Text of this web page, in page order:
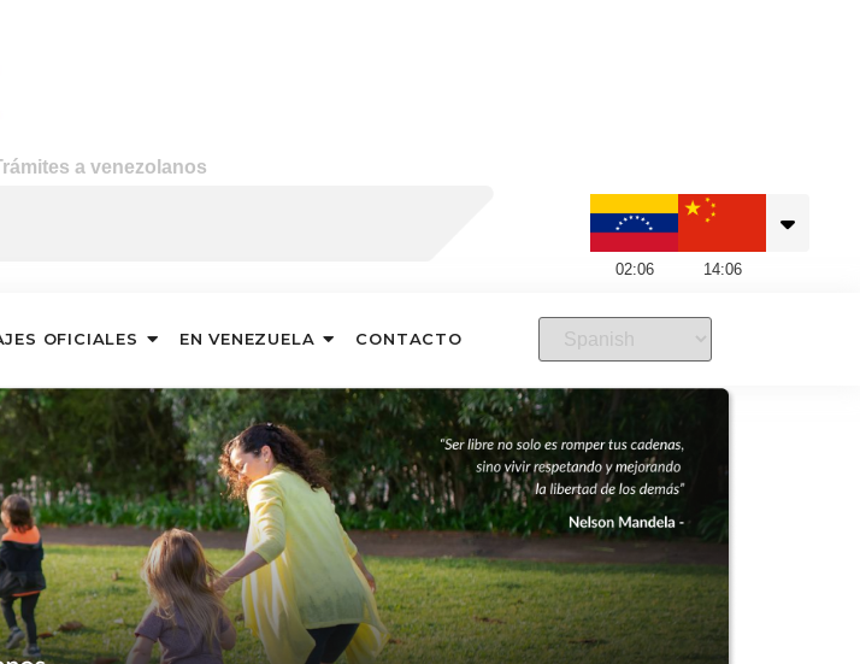
a venezolanos
02:06 14:06
OFICIALES EN VENEZUELA CONTACTO